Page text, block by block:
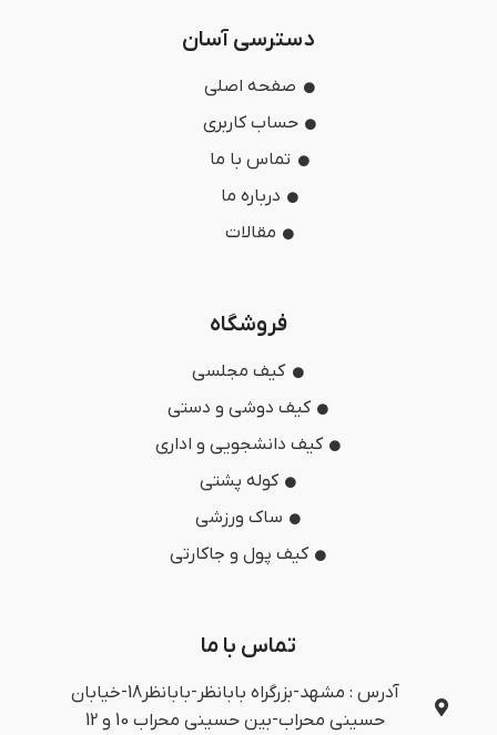
دسترسی آسان
صفحه اصلی
حساب کاربری
تماس با ما
درباره ما
مقالات
فروشگاه
کیف مجلسی
کیف دوشی و دستی
کیف دانشجویی و اداری
کوله پشتی
ساک ورزشی
کیف پول و جاکارتی
تماس با ما
آدرس : مشهد-بزرگراه بابانظر-بابانظر18-خیابان
حسینی محراب-بین حسینی محراب 10 و 12